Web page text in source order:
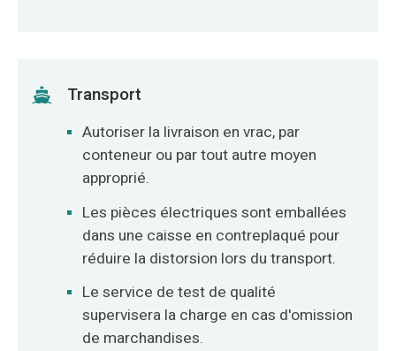
Transport
Autoriser la livraison en vrac, par
conteneur ou par tout autre moyen
approprié.
Les pièces électriques sont emballées
dans une caisse en contreplaqué pour
réduire la distorsion lors du transport.
Le service de test de qualité
supervisera la charge en cas d'omission
de marchandises.